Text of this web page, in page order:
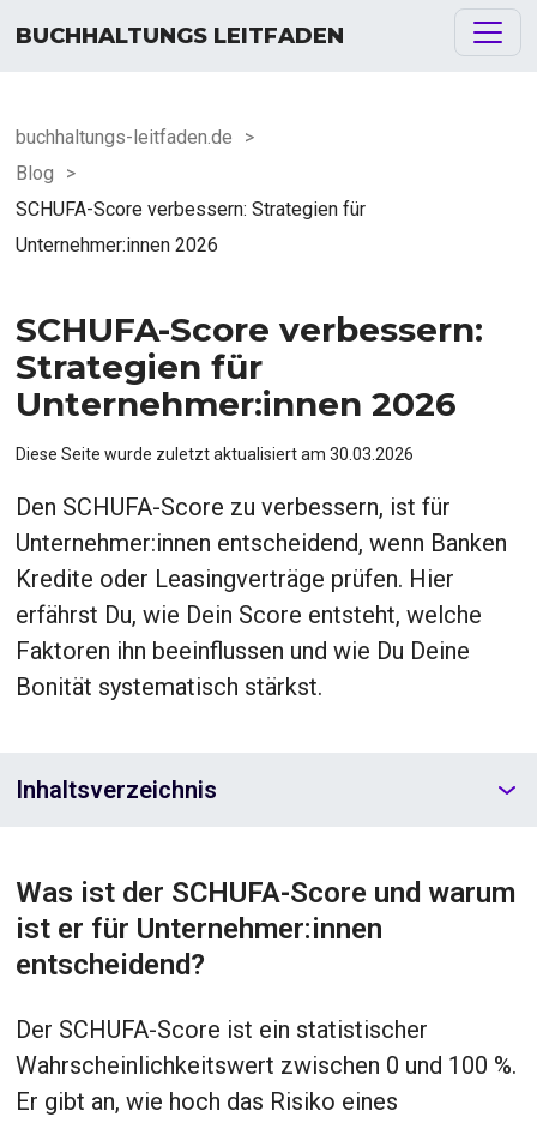
BUCHHALTUNGS LEITFADEN
buchhaltungs-leitfaden.de
>
Blog
>
SCHUFA-Score verbessern: Strategien für
Unternehmer:innen 2026
SCHUFA-Score verbessern:
Strategien für
Unternehmer:innen 2026
Diese Seite wurde zuletzt aktualisiert am30.03.2026
Den SCHUFA-Score zu verbessern, ist für
Unternehmer:innen entscheidend, wenn Banken
Kredite oder Leasingverträge prüfen. Hier
erfährst Du, wie Dein Score entsteht, welche
Faktoren ihn beeinflussen und wie Du Deine
Bonität systematisch stärkst.
Inhaltsverzeichnis
Was ist der SCHUFA-Score und warum
ist er für Unternehmer:innen
entscheidend?
Der SCHUFA-Score ist ein statistischer
Wahrscheinlichkeitswert zwischen 0 und 100 %.
Er gibt an, wie hoch das Risiko eines